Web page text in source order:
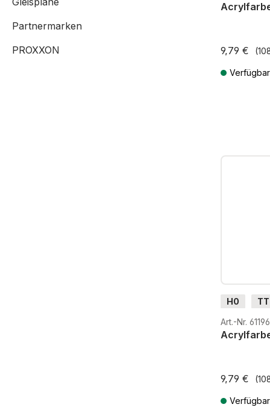
Partnermarken
PROXXON
9,79 €
Verfügbar
H0 TT
G
H0m
Art.-Nr. 61196
9,79 €
Verfügbar